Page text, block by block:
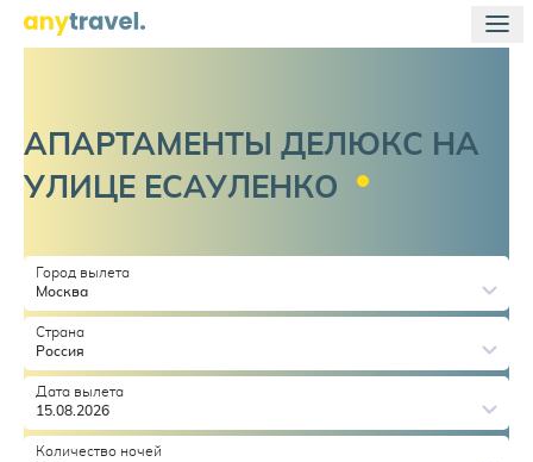
АПАРТАМЕНТЫ ДЕЛЮКС НА
УЛИЦЕ ЕСАУЛЕНКО
Город вылета
Москва
Страна
Россия
Дата вылета
15.08.2026
Количество ночей